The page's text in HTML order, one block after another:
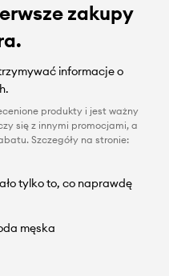
zakupy
informacje o
produkty i jest ważny
się z innymi promocjami, a
Szczegóły na stronie:
tylko to, co naprawdę
męska